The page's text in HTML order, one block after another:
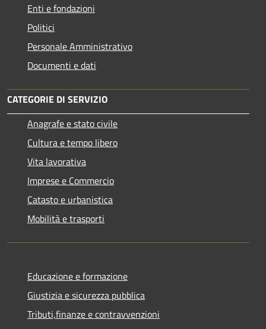
Enti e fondazioni
Politici
Personale Amministrativo
Documenti e dati
CATEGORIE DI SERVIZIO
Anagrafe e stato civile
Cultura e tempo libero
Vita lavorativa
Imprese e Commercio
Catasto e urbanistica
Mobilità e trasporti
Educazione e formazione
Giustizia e sicurezza pubblica
Tributi,finanze e contravvenzioni